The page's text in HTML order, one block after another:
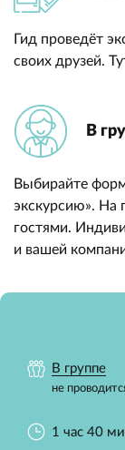
Гид проведёт
своих друзей.
В
Выбирайте
экскурсию». На
гостями.
и вашей
В группе
не
1 час 40